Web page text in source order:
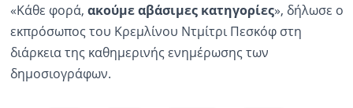
«Κάθε φορά, ακούμε αβάσιμες κατηγορίες», δήλωσε ο
εκπρόσωπος του Κρεμλίνου Ντμίτρι Πεσκόφ στη
διάρκεια της καθημερινής ενημέρωσης των
δημοσιογράφων.